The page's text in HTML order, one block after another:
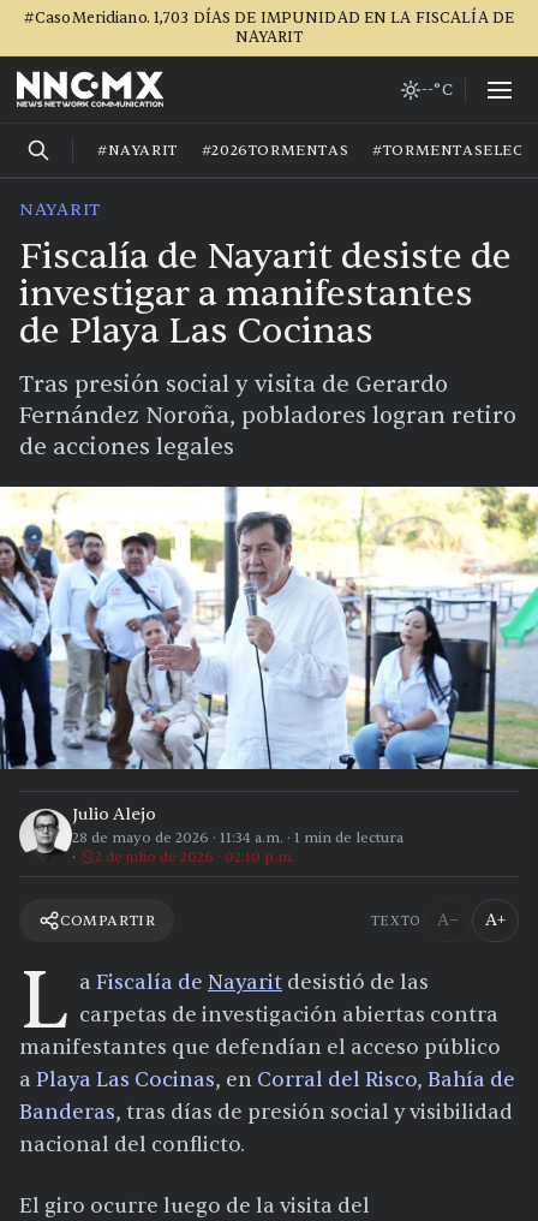
#CasoMeridiano. 1,703 DÍAS DE IMPUNIDAD EN LA FISCALÍA DE
NAYARIT
--°C
#NAYARIT #2026TORMENTAS
NAYARIT
Fiscalía de Nayarit desiste de
investigar a manifestantes
de Playa Las Cocinas
Tras presión social y visita de Gerardo
Fernández Noroña, pobladores logran retiro
de acciones legales
Julio Alejo
28 de mayo de 2026 · 11:34 a.m. · 1 min de lectura
2 de julio de 2026 · 02:10 p.m.
COMPARTIR TEXTO A− A+
L a Fiscalía de Nayarit desistió de las
carpetas de investigación abiertas contra
manifestantes que defendían el acceso público
a Playa Las Cocinas, en Corral del Risco, Bahía de
Banderas, tras días de presión social y visibilidad
nacional del conflicto.
El giro ocurre luego de la visita del